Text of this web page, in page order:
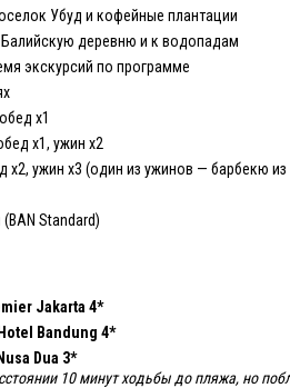
Убуд и кофейные плантации
деревню и к водопадам
экскурсий по программе
х1
х1, ужин х2
х2, ужин х3 (один из ужинов — барбекю
Standard)
Jakarta 4*
Bandung 4*
Dua 3*
10 минут ходьбы до пляжа, но